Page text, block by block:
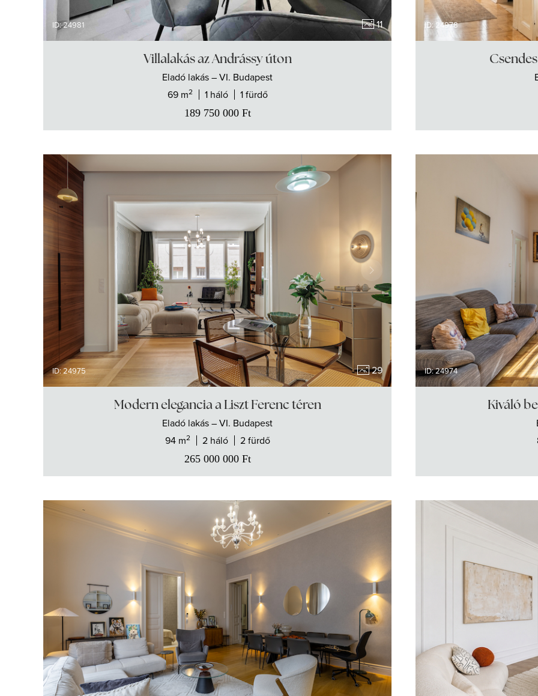
ID: 24981 11
Villalakás az Andrássy úton
Eladó lakás– VI. Budapest
69 m2 1 háló 1 fürdő
189 750 000 Ft
ID: 24978
ID: 24975 29
Modern elegancia a Liszt Ferenc téren
Eladó lakás– VI. Budapest
94 m2 2 háló 2 fürdő
265 000 000 Ft
ID: 24974
Kiváló